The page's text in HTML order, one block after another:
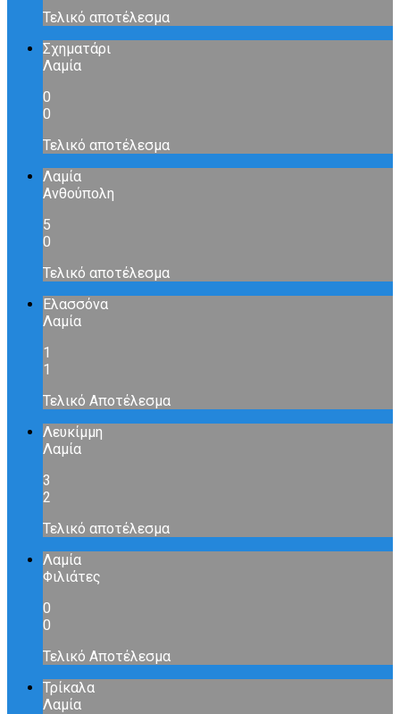
Τελικό αποτέλεσμα
Σχηματάρι
Λαμία
0
0
Τελικό αποτέλεσμα
Λαμία
Ανθούπολη
5
0
Τελικό αποτέλεσμα
Ελασσόνα
Λαμία
1
1
Τελικό Αποτέλεσμα
Λευκίμμη
Λαμία
3
2
Τελικό αποτέλεσμα
Λαμία
Φιλιάτες
0
0
Τελικό Αποτέλεσμα
Τρίκαλα
Λαμία